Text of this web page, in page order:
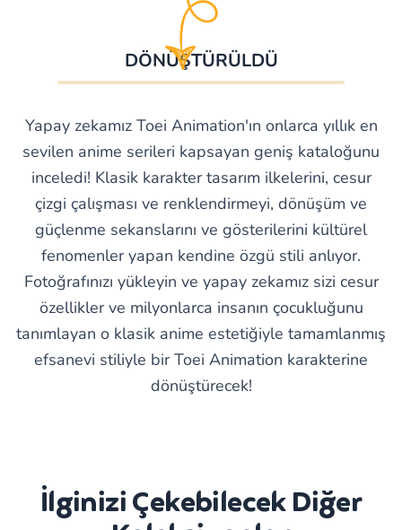
DÖNÜŞTÜRÜLDÜ
Yapay zekamız Toei Animation'ın onlarca yıllık en
sevilen anime serileri kapsayan geniş kataloğunu
inceledi! Klasik karakter tasarım ilkelerini, cesur
çizgi çalışması ve renklendirmeyi, dönüşüm ve
güçlenme sekanslarını ve gösterilerini kültürel
fenomenler yapan kendine özgü stili anlıyor.
Fotoğrafınızı yükleyin ve yapay zekamız sizi cesur
özellikler ve milyonlarca insanın çocukluğunu
tanımlayan o klasik anime estetiğiyle tamamlanmış
efsanevi stiliyle bir Toei Animation karakterine
dönüştürecek!
İlginizi Çekebilecek Diğer